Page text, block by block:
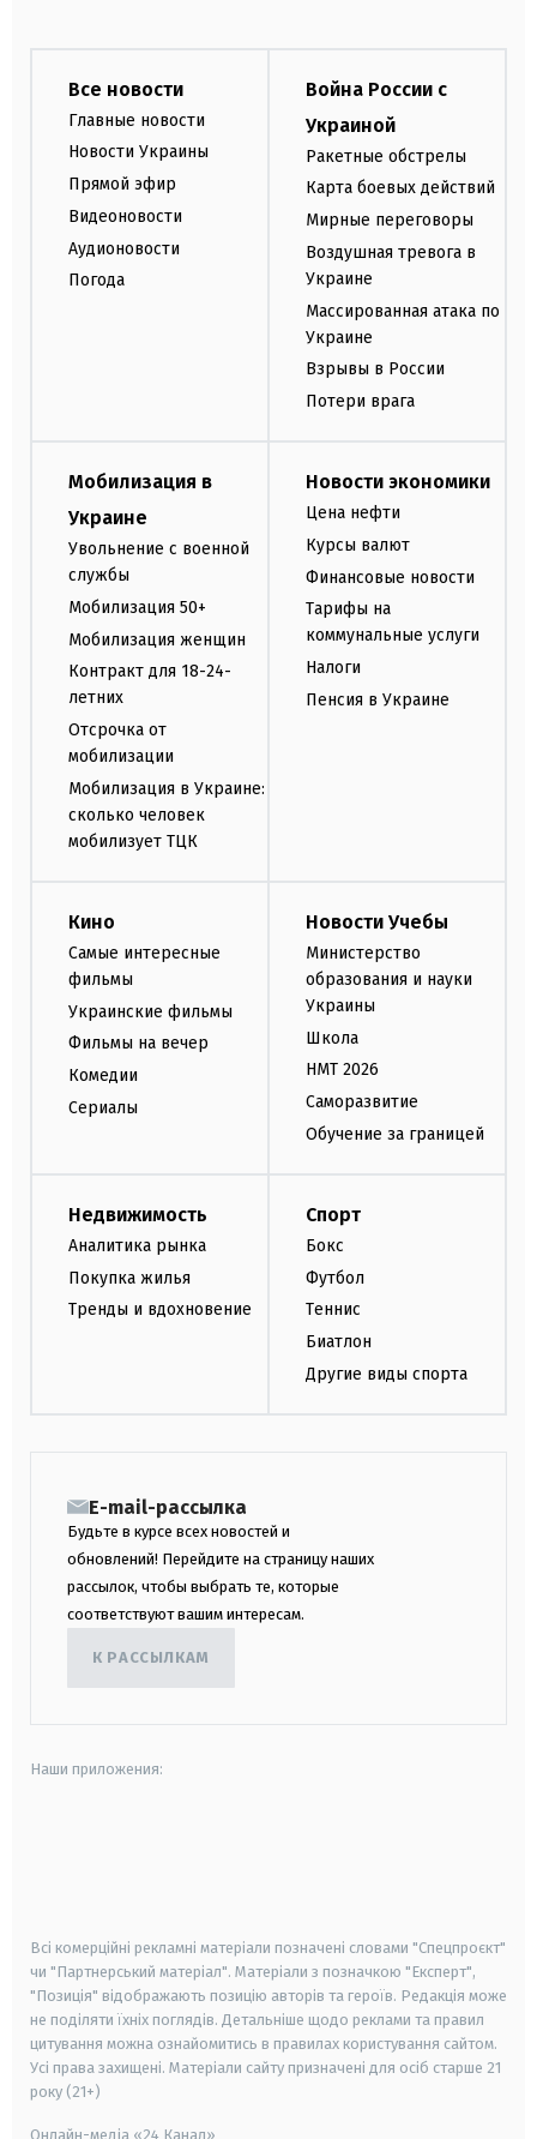
Все новости
Главные новости
Новости Украины
Прямой эфир
Видеоновости
Аудионовости
Погода
Война России с
Украиной
Ракетные обстрелы
Карта боевых действий
Мирные переговоры
Воздушная тревога в
Украине
Массированная атака по
Украине
Взрывы в России
Потери врага
Мобилизация в
Украине
Увольнение с военной
службы
Мобилизация 50+
Мобилизация женщин
Контракт для 18-24-
летних
Отсрочка от
мобилизации
Мобилизация в Украине:
сколько человек
мобилизует ТЦК
Новости экономики
Цена нефти
Курсы валют
Финансовые новости
Тарифы на
коммунальные услуги
Налоги
Пенсия в Украине
Кино
Самые интересные
фильмы
Украинские фильмы
Фильмы на вечер
Комедии
Сериалы
Новости Учебы
Министерство
образования и науки
Украины
Школа
НМТ 2026
Саморазвитие
Обучение за границей
Недвижимость
Аналитика рынка
Покупка жилья
Тренды и вдохновение
Спорт
Бокс
Футбол
Теннис
Биатлон
Другие виды спорта
E-mail-рассылка
Будьте в курсе всех новостей и
обновлений! Перейдите на страницу наших
рассылок, чтобы выбрать те, которые
соответствуют вашим интересам.
К РАССЫЛКАМ
Наши приложения:
Всі комерційні рекламні матеріали позначені словами "Спецпроєкт"
чи "Партнерський матеріал". Матеріали з позначкою "Експерт",
"Позиція" відображають позицію авторів та героїв. Редакція може
не поділяти їхніх поглядів. Детальніше щодо реклами та правил
цитування можна ознайомитись в правилах користування сайтом.
Усі права захищені. Матеріали сайту призначені для осіб старше 21
року (21+)
Онлайн-медіа «24 Канал»